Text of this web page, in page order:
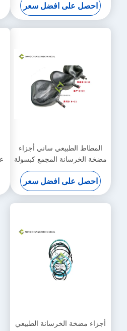
احصل على افضل سعر
المطاط الطبيعي ساني أجزاء
مضخة الخرسانة المجمع كبسولة
احصل على افضل سعر
أجزاء مضخة الخرسانة الطبيعي